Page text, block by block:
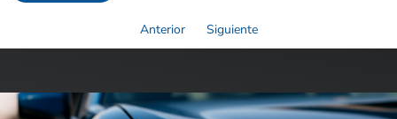
Anterior Siguiente